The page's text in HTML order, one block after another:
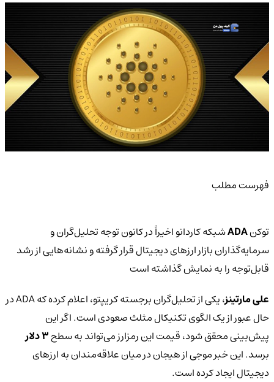
فهرست مطلب
توکنADAشبکه کاردانو اخیراً در کانون توجه تحلیل‌گران و
سرمایه‌گذاران بازار ارزهای دیجیتال قرار گرفته و نشانه‌هایی از رشد
قابل‌توجه را به نمایش گذاشته است
علی مارتینز
، یکی از تحلیل‌گران برجسته کریپتو، اعلام کرده که ADA در
حال عبور از یک الگوی تکنیکال مثلث صعودی است. اگر این
پیش‌بینی محقق شود، قیمت این رمزارز می‌تواند به سطح۳ دلار
برسد. این خبر موجی از هیجان در میان علاقه‌مندان به ارزهای
دیجیتال ایجاد کرده است.